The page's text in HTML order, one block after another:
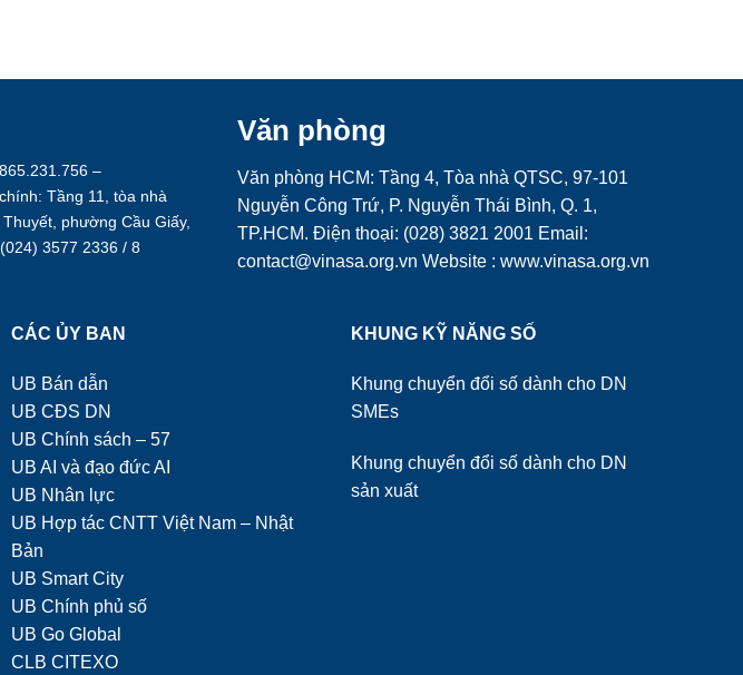
–
Tầng 11, tòa nhà
phường Cầu Giấy,
3577 2336 / 8
Văn phòng
Văn phòng HCM: Tầng 4, Tòa nhà QTSC, 97-101
Nguyễn Công Trứ, P. Nguyễn Thái Bình, Q. 1,
TP.HCM. Điện thoại: (028) 3821 2001 Email:
contact@vinasa.org.vn Website : www.vinasa.org.vn
CÁC ỦY BAN
UB Bán dẫn
UB CĐS DN
UB Chính sách – 57
UB AI và đạo đức AI
UB Nhân lực
UB Hợp tác CNTT Việt Nam – Nhật
Bản
UB Smart City
UB Chính phủ số
UB Go Global
CLB CITEXO
KHUNG KỸ NĂNG SỐ
Khung chuyển đổi số dành cho DN
SMEs
Khung chuyển đổi số dành cho DN
sản xuất